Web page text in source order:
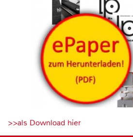
>>als Download hier